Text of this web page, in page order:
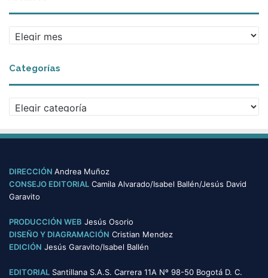
Archivos
Categorías
Categorías
DIRECCIÓN Andrea Muñoz
CONSEJO EDITORIAL Camila Alvarado/Isabel Ballén/Jesús David
Garavito
PRODUCCIÓN WEB Jesús Osorio
DISEÑO Y DIAGRAMACIÓN Cristian Mendez
EDICIÓN Jesús Garavito/Isabel Ballén
EDITORIAL Santillana S.A.S. Carrera 11A Nº 98-50 Bogotá D. C.